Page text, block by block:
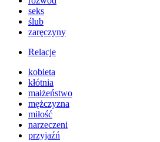
seks
ślub
zaręczyny
Relacje
kobieta
kłótnia
małżeństwo
mężczyzna
miłość
narzeczeni
przyjaźń